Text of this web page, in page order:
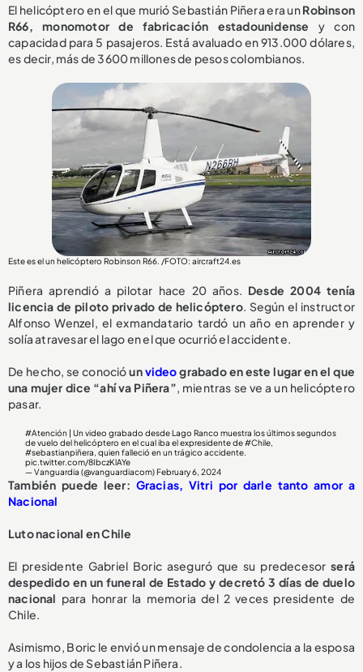
El helicóptero en el que murió Sebastián Piñera era unRobinson
R66, monomotor de fabricación estadounidense y con
capacidad para 5 pasajeros. Está avaluado en 913.000 dólares,
es decir, más de 3600 millones de pesos colombianos.
Este es el un helicóptero Robinson R66. /FOTO: aircraft24.es
Piñera aprendió a pilotar hace 20 años. Desde 2004 tenía
licencia de piloto privado de helicóptero. Según el instructor
Alfonso Wenzel, el exmandatario tardó un año en aprender y
solía atravesar el lago en el que ocurrió el accidente.
De hecho, se conocióunvideograbado en este lugar en el que
una mujer dice “ahí va Piñera”, mientras se ve a un helicóptero
pasar.
#Atención
| Un video grabado desde Lago Ranco muestra los últimos segundos
de vuelo del helicóptero en el cual iba el expresidente de#Chile,
#sebastianpiñera, quien falleció en un trágico accidente.
pic.twitter.com/8IbczKlAYe
— Vanguardia (@vanguardiacom) February 6, 2024
También puede leer: Gracias, Vitri por darle tanto amor a
Nacional
Luto nacional en Chile
El presidente Gabriel Boric aseguró que su predecesorserá
despedido en un funeral de Estado y decretó 3 días de duelo
nacional para honrar la memoria del 2 veces presidente de
Chile.
Asimismo, Boric le envió un mensaje de condolencia a la esposa
y a los hijos de Sebastián Piñera.